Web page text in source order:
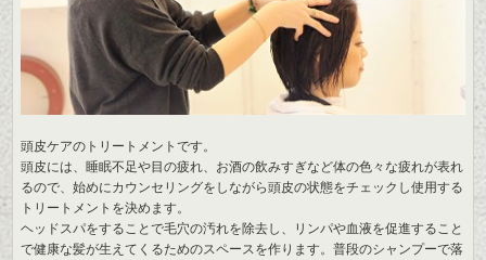
頭皮ケアのトリートメントです。
頭皮には、睡眠不足や目の疲れ、お酒の飲みすぎなど体の色々な疲れが表れ
るので、始めにカウンセリングをしながら頭皮の状態をチェックし使用する
トリートメントを決めます。
ヘッドスパをすることで毛穴の汚れを除去し、リンパや血液を促進すること
で健康な髪が生えてくるためのスペースを作ります。普段のシャンプーで落